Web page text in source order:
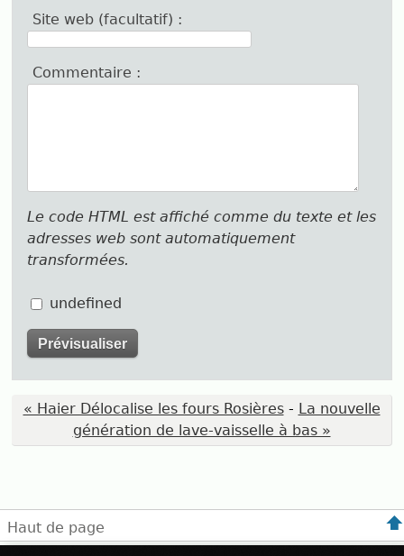
Site web (facultatif) :
Commentaire :
Le code HTML est affiché comme du texte et les
adresses web sont automatiquement
transformées.
undefined
« Haier Délocalise les fours Rosières - La nouvelle
génération de lave-vaisselle à bas »
Haut de page